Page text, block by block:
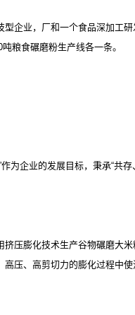
企业，厂和一个食品深加工
粮食碾磨粉生产线各一条。
为企业的发展目标，秉承“共
压膨化技术生产谷物碾磨大
压、高剪切力的膨化过程中